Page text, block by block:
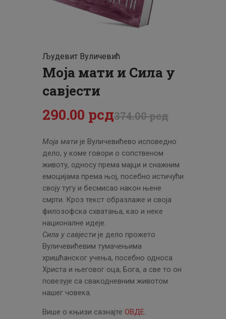
ЦЕНОВНИК
Људевит Вуличевић
Моја мати и Сила у
савјести
374.00рсд
290.00 рсд
Моја мати је Вуличевићево исповедно
дело, у коме говори о сопственом
животу, односу према мајци и снажним
емоцијама према њој, посебно истичући
своју тугу и бесмисао након њене
смрти. Кроз текст образлаже и своја
филозофска схватања, као и неке
националне идеје.
Сила у савјести је дело прожето
Вуличевићевим тумачењима
хришћанског учења, посебно односа
Христа и његовог оца, Бога, а све то он
повезује са свакодневним животом
нашег човека.
Више о књизи сазнајте ОВДЕ.